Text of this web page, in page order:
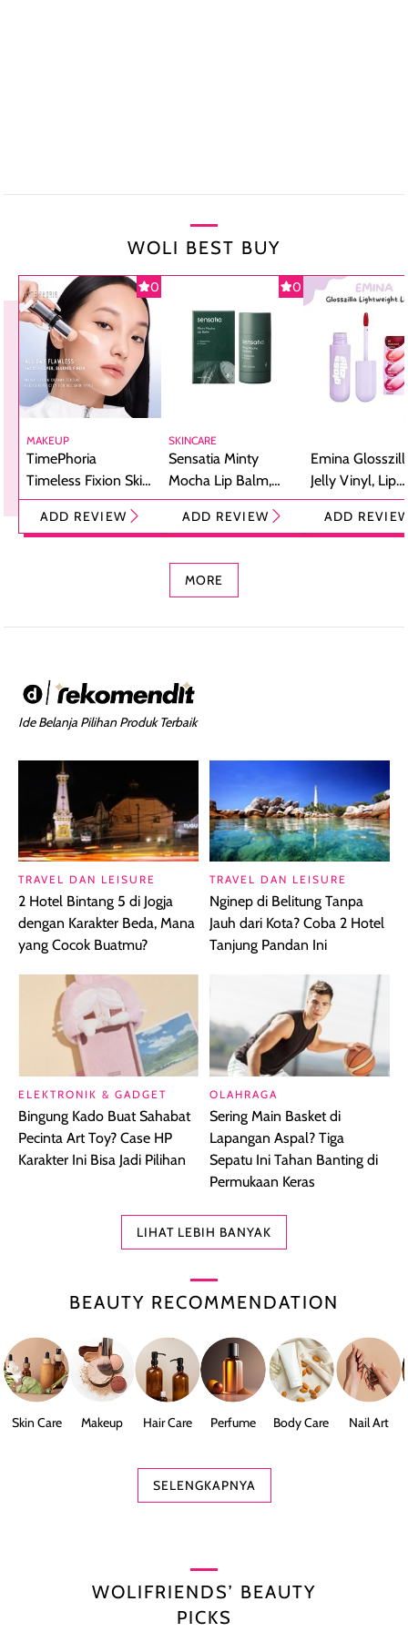
WOLI BEST BUY
0
MAKEUP
TimePhoria
Timeless Fixion Skin
Tint Stick,
Foundation dan
ADD REVIEW
0
SKINCARE
Sensatia Minty
Mocha Lip Balm,
Pelembap Bibir
dengan Aroma
ADD REVIEW
Emina
Jelly Vinyl, Lip
Cream Glossy
Ringan
ADD
MORE
Ide Belanja Pilihan Produk Terbaik
TRAVEL DAN LEISURE
2 Hotel Bintang 5 di Jogja
dengan Karakter Beda, Mana
yang Cocok Buatmu?
TRAVEL DAN LEISURE
Nginep di Belitung Tanpa
Jauh dari Kota? Coba 2 Hotel
Tanjung Pandan Ini
ELEKTRONIK & GADGET
Bingung Kado Buat Sahabat
Pecinta Art Toy? Case HP
Karakter Ini Bisa Jadi Pilihan
OLAHRAGA
Sering Main Basket di
Lapangan Aspal? Tiga
Sepatu Ini Tahan Banting di
Permukaan Keras
LIHAT LEBIH BANYAK
BEAUTY RECOMMENDATION
Skin Care Makeup Hair Care Perfume Body Care Nail Art
SELENGKAPNYA
WOLIFRIENDS’ BEAUTY
PICKS